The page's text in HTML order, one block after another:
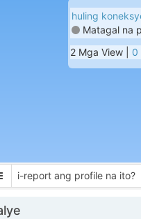
huling
Matagal na
2 Mga View | 0
i-report ang profile na ito?